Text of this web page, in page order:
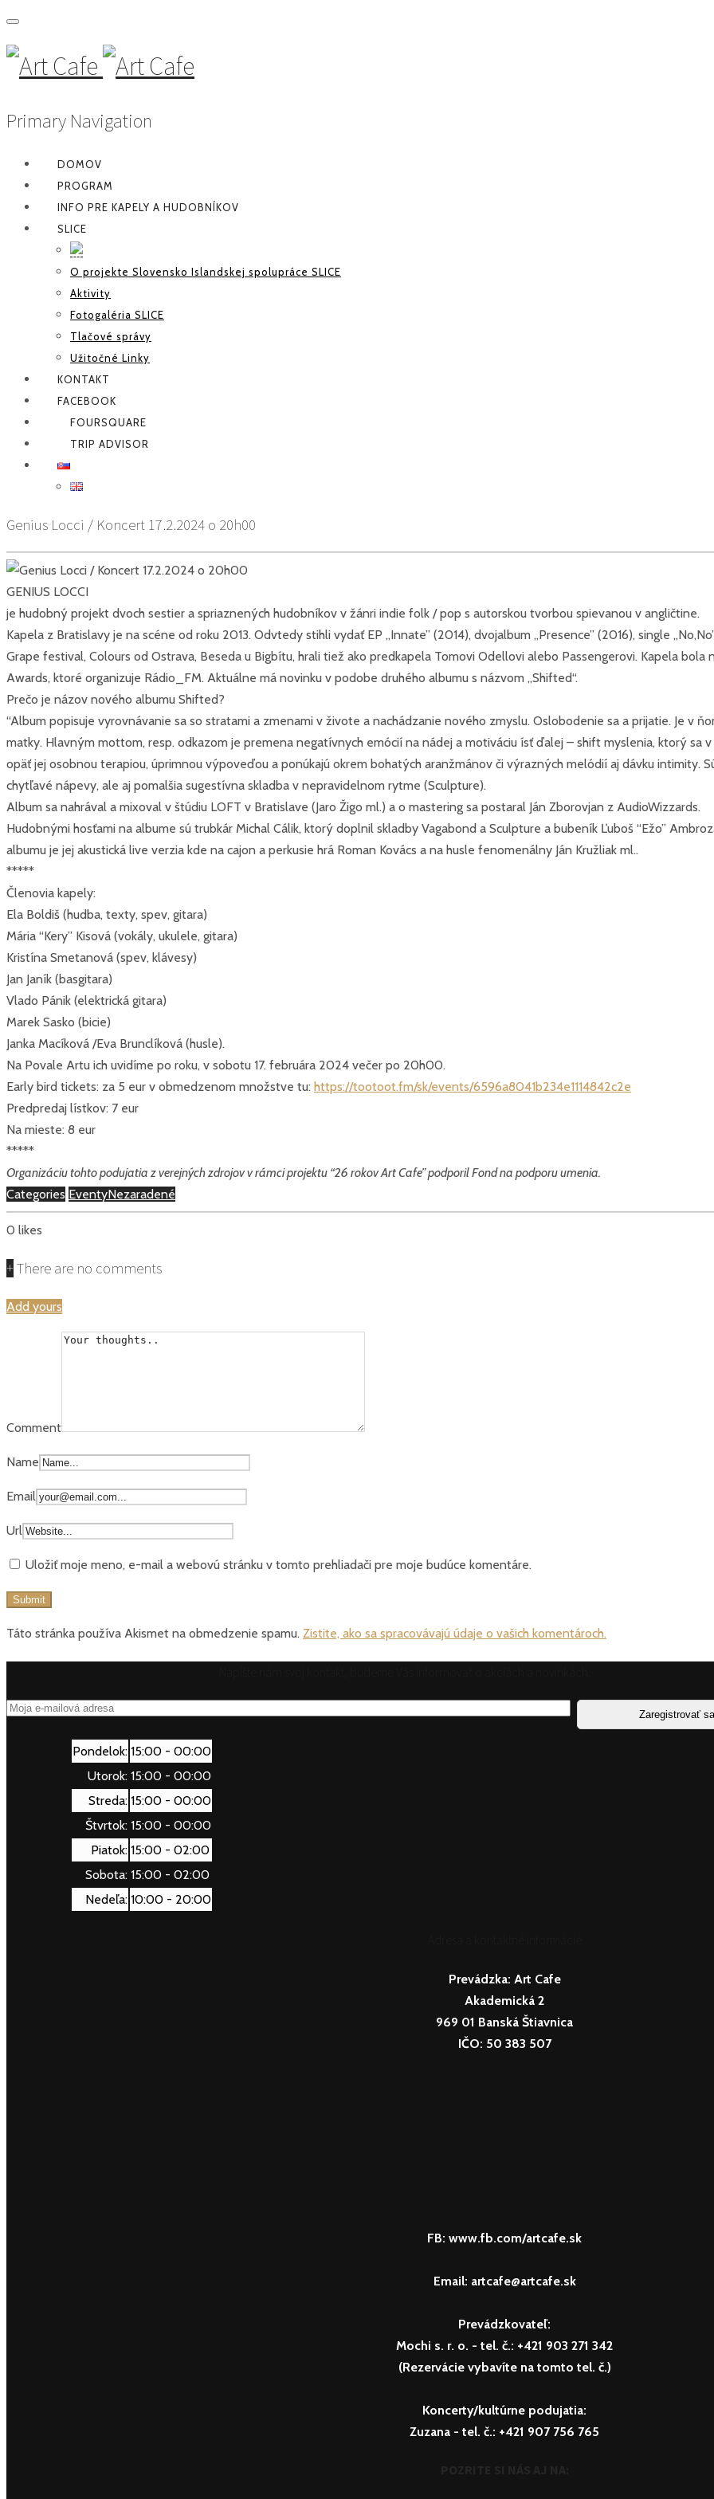
Primary Navigation
DOMOV
PROGRAM
INFO PRE KAPELY A HUDOBNÍKOV
SLICE
O projekte Slovensko Islandskej spolupráce SLICE
Aktivity
Fotogaléria SLICE
Tlačové správy
Užitočné Linky
KONTAKT
FACEBOOK
FOURSQUARE
TRIP ADVISOR
Genius Locci / Koncert 17.2.2024 o 20h00
GENIUS LOCCI
je hudobný projekt dvoch sestier a spriaznených hudobníkov v žánri indie folk / pop s autorskou tvorbou spievanou v angličtine.
Kapela z Bratislavy je na scéne od roku 2013. Odvtedy stihli vydať EP „Innate” (2014), dvojalbum „Presence” (2016), single
Grape festival, Colours od Ostrava, Beseda u Bigbítu, hrali tiež ako predkapela Tomovi Odellovi alebo Passengerovi. Kapela
Awards, ktoré organizuje Rádio_FM. Aktuálne má novinku v podobe druhého albumu s názvom „Shifted“.
Prečo je názov nového albumu Shifted?
“Album popisuje vyrovnávanie sa so stratami a zmenami v živote a nachádzanie nového zmyslu. Oslobodenie sa a prijatie. Je v
matky. Hlavným mottom, resp. odkazom je premena negatívnych emócií na nádej a motiváciu ísť ďalej – shift myslenia, ktorý
opäť jej osobnou terapiou, úprimnou výpoveďou a ponúkajú okrem bohatých aranžmánov či výrazných melódií aj dávku intimity.
chytľavé nápevy, ale aj pomalšia sugestívna skladba v nepravidelnom rytme (Sculpture).
Album sa nahrával a mixoval v štúdiu LOFT v Bratislave (Jaro Žigo ml.) a o mastering sa postaral Ján Zborovjan z AudioWizzards.
Hudobnými hosťami na albume sú trubkár Michal Cálik, ktorý doplnil skladby Vagabond a Sculpture a bubeník Ľuboš “Ežo”
albumu je jej akustická live verzia kde na cajon a perkusie hrá Roman Kovács a na husle fenomenálny Ján Kružliak ml..
*****
Členovia kapely:
Ela Boldiš (hudba, texty, spev, gitara)
Mária “Kery” Kisová (vokály, ukulele, gitara)
Kristína Smetanová (spev, klávesy)
Jan Janík (basgitara)
Vlado Pánik (elektrická gitara)
Marek Sasko (bicie)
Janka Macíková /Eva Brunclíková (husle).
Na Povale Artu ich uvidíme po roku, v sobotu 17. februára 2024 večer po 20h00.
Early bird tickets: za 5 eur v obmedzenom množstve tu: https://tootoot.fm/sk/events/6596a8041b234e1114842c2e
Predpredaj lístkov: 7 eur
Na mieste: 8 eur
*****
Organizáciu tohto podujatia z verejných zdrojov v rámci projektu “26 rokov Art Cafe” podporil Fond na podporu umenia.
Categories EventyNezaradené
0 likes
+There are no comments
Add yours
Comment
Name
Email
Url
Uložiť moje meno, e-mail a webovú stránku v tomto prehliadači pre moje budúce komentáre.
Táto stránka používa Akismet na obmedzenie spamu. Zistite, ako sa spracovávajú údaje o vašich komentároch.
Pondelok: 15:00 - 00:00
Utorok: 15:00 - 00:00
Streda: 15:00 - 00:00
Štvrtok: 15:00 - 00:00
Piatok: 15:00 - 02:00
Sobota: 15:00 - 02:00
Nedeľa: 10:00 - 20:00
Prevádzka: Art Cafe
Akademická 2
969 01 Banská Štiavnica
IČO: 50 383 507
FB: www.fb.com/artcafe.sk
Email: artcafe@artcafe.sk
Prevádzkovateľ:
Mochi s. r. o. - tel. č.: +421 903 271 342
(Rezervácie vybavíte na tomto tel. č.)
Koncerty/kultúrne podujatia:
Zuzana - tel. č.: +421 907 756 765